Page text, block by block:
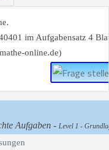
Aufgaben - Level 1 -